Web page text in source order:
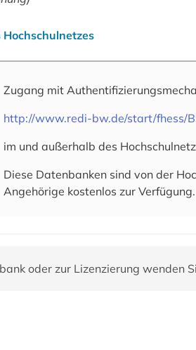
Zugang mit
http://www.redi-bw.de/start/fhess/
im und außerhalb des
Diese Datenbanken sind von der
Angehörige kostenlos zur Verfügung.
oder zur Lizenzierung wenden